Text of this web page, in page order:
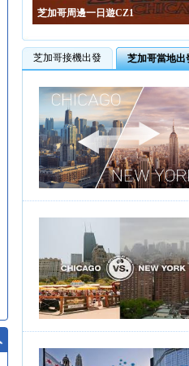
芝加哥周邊一日遊CZ1
芝加哥接機出發 芝加哥當地出